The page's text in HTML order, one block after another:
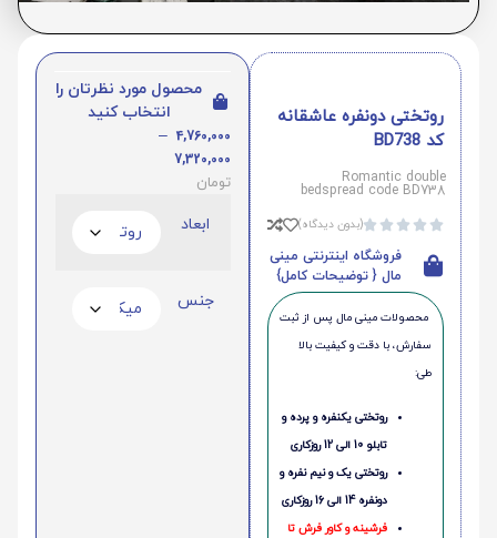
روتختی دونفره عاشقانه
کد BD738
Romantic double
bedspread code BD738




(بدون دیدگاه)
فروشگاه اینترنتی مینی
مال { توضیحات کامل}
محصولات مینی‌ مال پس از ثبت
سفارش، با دقت و کیفیت بالا
طی:
روتختی یکنفره و پرده و
تابلو 10 الی 12 روزکاری
روتختی یک و نیم نفره و
دونفره 14 الی 16 روزکاری
فرشینه و کاور فرش تا
محصول مورد نظرتان را
انتخاب کنید
4,760,000
–
7,320,000
تومان
ابعاد
جنس